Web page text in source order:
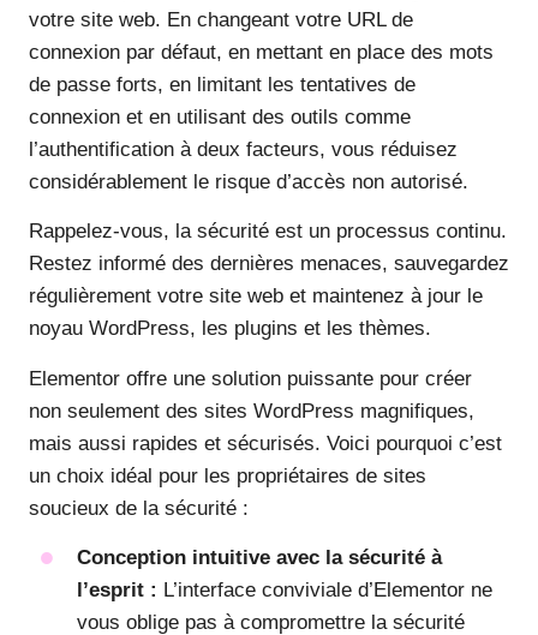
votre site web. En changeant votre URL de
connexion par défaut, en mettant en place des mots
de passe forts, en limitant les tentatives de
connexion et en utilisant des outils comme
l’authentification à deux facteurs, vous réduisez
considérablement le risque d’accès non autorisé.
Rappelez-vous, la sécurité est un processus continu.
Restez informé des dernières menaces, sauvegardez
régulièrement votre site web et maintenez à jour le
noyau WordPress, les plugins et les thèmes.
Elementor offre une solution puissante pour créer
non seulement des sites WordPress magnifiques,
mais aussi rapides et sécurisés. Voici pourquoi c’est
un choix idéal pour les propriétaires de sites
soucieux de la sécurité :
Conception intuitive avec la sécurité à
l’esprit : L’interface conviviale d’Elementor ne
vous oblige pas à compromettre la sécurité